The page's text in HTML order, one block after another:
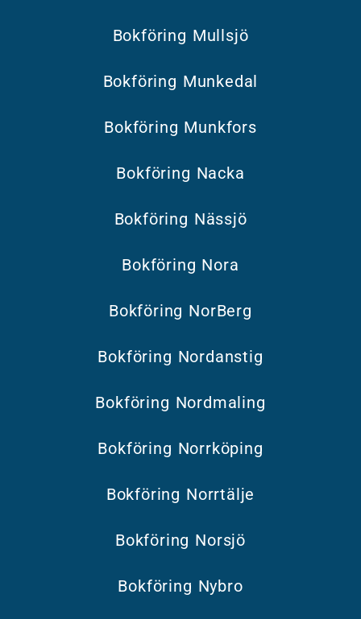
Bokföring Mullsjö
Bokföring Munkedal
Bokföring Munkfors
Bokföring Nacka
Bokföring Nässjö
Bokföring Nora
Bokföring NorBerg
Bokföring Nordanstig
Bokföring Nordmaling
Bokföring Norrköping
Bokföring Norrtälje
Bokföring Norsjö
Bokföring Nybro